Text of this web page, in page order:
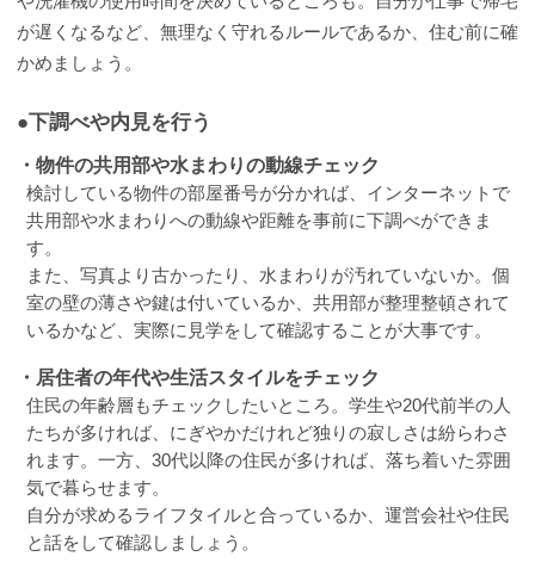
が遅くなるなど、無理なく守れるルールであるか、住む前に確
かめましょう。
●下調べや内見を行う
・物件の共用部や水まわりの動線チェック
検討している物件の部屋番号が分かれば、インターネットで
共用部や水まわりへの動線や距離を事前に下調べができま
す。
また、写真より古かったり、水まわりが汚れていないか。個
室の壁の薄さや鍵は付いているか、共用部が整理整頓されて
いるかなど、実際に見学をして確認することが大事です。
・居住者の年代や生活スタイルをチェック
住民の年齢層もチェックしたいところ。学生や20代前半の人
たちが多ければ、にぎやかだけれど独りの寂しさは紛らわさ
れます。一方、30代以降の住民が多ければ、落ち着いた雰囲
気で暮らせます。
自分が求めるライフタイルと合っているか、運営会社や住民
と話をして確認しましょう。